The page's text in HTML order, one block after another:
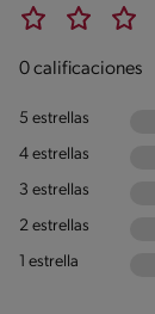
0 calificaciones
5 estrellas
4 estrellas
3 estrellas
2 estrellas
1 estrella